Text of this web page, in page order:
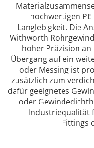
hochwertigen
Langlebigkeit. Die
Withworth
hoher Präzision an
Übergang auf ein
oder Messing ist
zusätzlich zum
dafür geeignetes
oder
Industriequalität
Fittings